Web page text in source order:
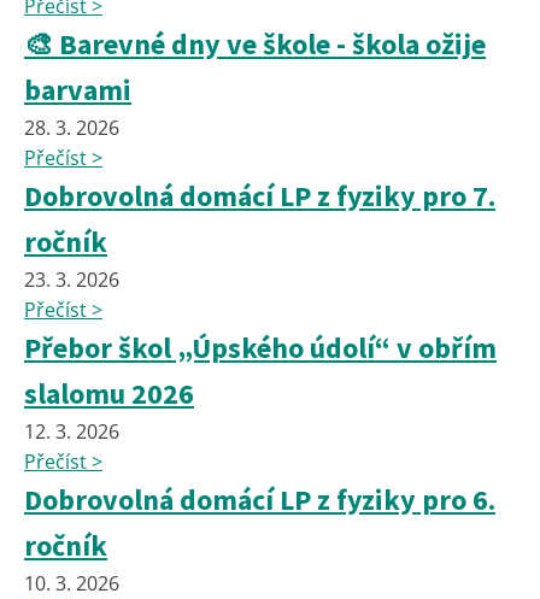
Přečíst >
🎨 Barevné dny ve škole - škola ožije
barvami
28. 3. 2026
Přečíst >
Dobrovolná domácí LP z fyziky pro 7.
ročník
23. 3. 2026
Přečíst >
Přebor škol „Úpského údolí“ v obřím
slalomu 2026
12. 3. 2026
Přečíst >
Dobrovolná domácí LP z fyziky pro 6.
ročník
10. 3. 2026